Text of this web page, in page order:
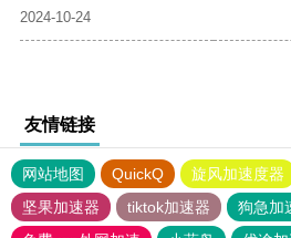
2024-10-24
友情链接
网站地图 QuickQ 旋风加速度器
坚果加速器
tiktok加速器
狗急加